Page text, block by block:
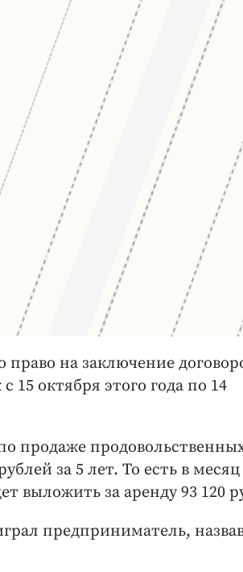
на заключение
октября этого года по 14
продаже
за 5 лет. То есть в месяц
выложить за аренду 93 120
предприниматель,